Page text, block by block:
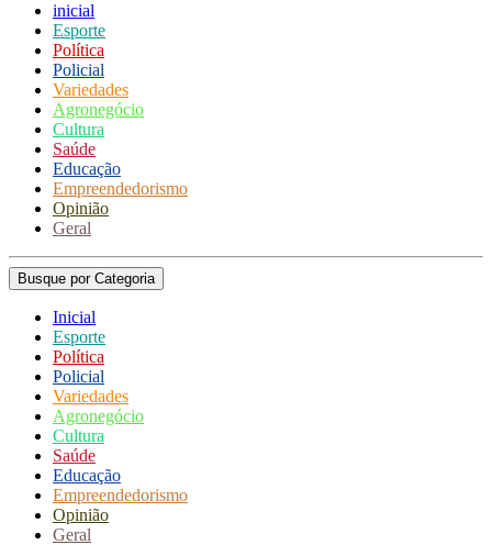
inicial
Esporte
Política
Policial
Variedades
Agronegócio
Cultura
Saúde
Educação
Empreendedorismo
Opinião
Geral
Busque por Categoria
Inicial
Esporte
Política
Policial
Variedades
Agronegócio
Cultura
Saúde
Educação
Empreendedorismo
Opinião
Geral